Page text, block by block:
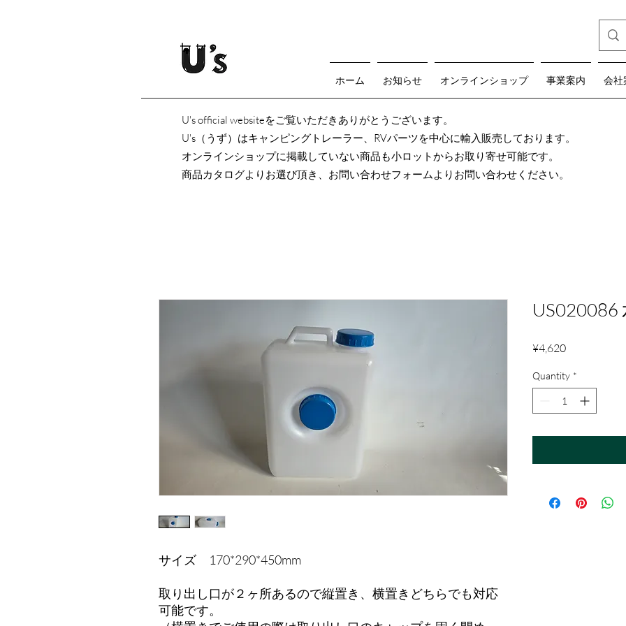
ホーム お知らせ オンラインショップ 事業案内 会社
U's official websiteをご覧いただきありがとうございます。
U's（うず）はキャンピングトレーラー、RVパーツを中心に輸入販売しております。
オンラインショップに掲載していない商品も小ロットからお取り寄せ可能です。
商品カタログよりお選び頂き、お問い合わせフォームよりお問い合わせください。
サイズ 170*290*450mm
取り出し口が２ヶ所あるので縦置き、横置きどちらでも対応
可能です。
US020086
¥4,620Price
Quantity *